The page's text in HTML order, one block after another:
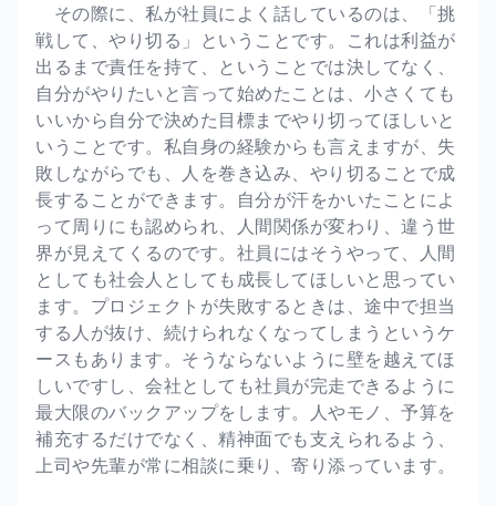
その際に、私が社員によく話しているのは、「挑
戦して、やり切る」ということです。これは利益が
出るまで責任を持て、ということでは決してなく、
自分がやりたいと言って始めたことは、小さくても
いいから自分で決めた目標までやり切ってほしいと
いうことです。私自身の経験からも言えますが、失
敗しながらでも、人を巻き込み、やり切ることで成
長することができます。自分が汗をかいたことによ
って周りにも認められ、人間関係が変わり、違う世
界が見えてくるのです。社員にはそうやって、人間
としても社会人としても成長してほしいと思ってい
ます。プロジェクトが失敗するときは、途中で担当
する人が抜け、続けられなくなってしまうというケ
ースもあります。そうならないように壁を越えてほ
しいですし、会社としても社員が完走できるように
最大限のバックアップをします。人やモノ、予算を
補充するだけでなく、精神面でも支えられるよう、
上司や先輩が常に相談に乗り、寄り添っています。